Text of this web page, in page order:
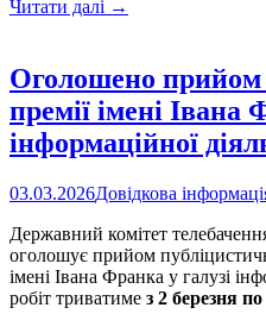
Читати далі Патронат
–
шанс
подарувати
майбутнє
→
Оголошено прийом
премії імені Івана
інформаційної
03.03.2026Довідкова
Державний комітет
оголошує прийом
імені Івана Франка у галузі
робіт триватиме з 2 березня